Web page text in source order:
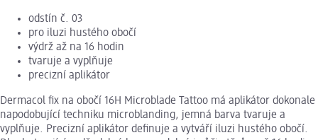
odstín č. 03
pro iluzi hustého obočí
výdrž až na 16 hodin
tvaruje a vyplňuje
precizní aplikátor
Dermacol fix na obočí 16H Microblade Tattoo má aplikátor dokonale
napodobující techniku microblanding, jemná barva tvaruje a
vyplňuje. Precizní aplikátor definuje a vytváří iluzi hustého obočí.